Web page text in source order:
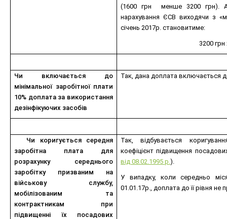
(1600 грн менше 3200 грн).
нарахування ЄСВ виходячи з
січень 2017р. становитиме:
3200 грн
Чи включається до
мінімальної заробітної плати
10% доплата за використання
дезінфікуючих засобів
Так, дана доплата включається
Чи коригується середня
заробітна плата для
розрахунку середнього
заробітку призваним на
військову службу,
мобілізованим та
контрактникам при
підвищенні їх посадових
Так, відбувається
коефіцієнт підвищення
від 08.02.1995 р.).
У випадку, коли середньо
01.01.17р., доплата до її рівня не